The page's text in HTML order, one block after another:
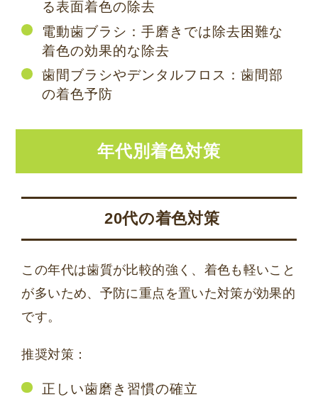
る表面着色の除去
電動歯ブラシ：手磨きでは除去困難な
着色の効果的な除去
歯間ブラシやデンタルフロス：歯間部
の着色予防
年代別着色対策
20代の着色対策
この年代は歯質が比較的強く、着色も軽いこと
が多いため、予防に重点を置いた対策が効果的
です。
推奨対策：
正しい歯磨き習慣の確立